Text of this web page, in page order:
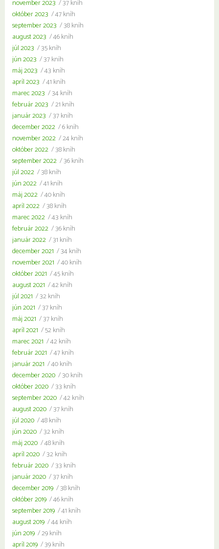
november 2023 / 37 kníh
október 2023 / 47 kníh
september 2023 / 38 kníh
august 2023 / 46 kníh
júl 2023 / 35 kníh
jún 2023 / 37 kníh
máj 2023 / 43 kníh
apríl 2023 / 41 kníh
marec 2023 / 34 kníh
február 2023 / 21 kníh
január 2023 / 37 kníh
december 2022 / 6 kníh
november 2022 / 24 kníh
október 2022 / 38 kníh
september 2022 / 36 kníh
júl 2022 / 38 kníh
jún 2022 / 41 kníh
máj 2022 / 40 kníh
apríl 2022 / 38 kníh
marec 2022 / 43 kníh
február 2022 / 36 kníh
január 2022 / 31 kníh
december 2021 / 34 kníh
november 2021 / 40 kníh
október 2021 / 45 kníh
august 2021 / 42 kníh
júl 2021 / 32 kníh
jún 2021 / 37 kníh
máj 2021 / 37 kníh
apríl 2021 / 52 kníh
marec 2021 / 42 kníh
február 2021 / 47 kníh
január 2021 / 40 kníh
december 2020 / 30 kníh
október 2020 / 33 kníh
september 2020 / 42 kníh
august 2020 / 37 kníh
júl 2020 / 48 kníh
jún 2020 / 32 kníh
máj 2020 / 48 kníh
apríl 2020 / 32 kníh
február 2020 / 33 kníh
január 2020 / 37 kníh
december 2019 / 38 kníh
október 2019 / 46 kníh
september 2019 / 41 kníh
august 2019 / 44 kníh
jún 2019 / 29 kníh
apríl 2019 / 39 kníh